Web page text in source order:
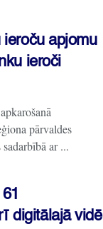
ieroču apjomu
ieroči
pārvaldes
ar ...
digitālajā vidē